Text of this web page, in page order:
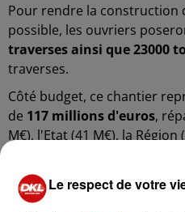
Pour rendre la construction
possible, les ouvriers
traverses ainsi que 23000
traverses.
Côté budget, ce chantier
de 117 millions d'euros,
M€), l'Etat (41 M€), la
Européenne (21 M€). Les
4 ans.
Le respect de votre